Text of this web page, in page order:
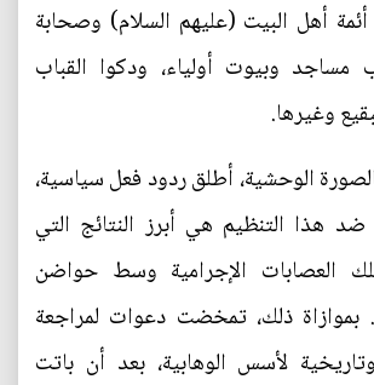
أهل البيت (عليهم السلام) وصحابة
مساجد وبيوت أولياء، ودكوا القباب
وغيرها.
الوحشية، أطلق ردود فعل سياسية،
ضد هذا التنظيم هي أبرز النتائج التي
العصابات الإجرامية وسط حواضن
بموازاة ذلك، تمخضت دعوات لمراجعة
لأسس الوهابية، بعد أن باتت